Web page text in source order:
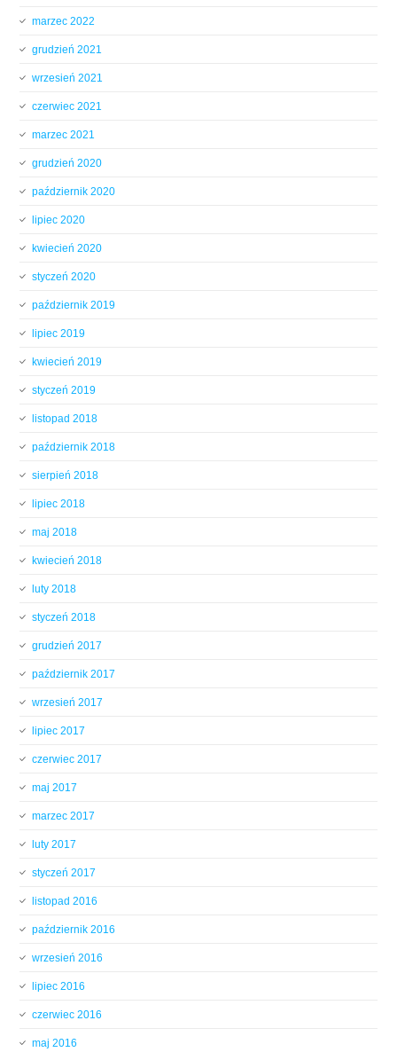
marzec 2022
grudzień 2021
wrzesień 2021
czerwiec 2021
marzec 2021
grudzień 2020
październik 2020
lipiec 2020
kwiecień 2020
styczeń 2020
październik 2019
lipiec 2019
kwiecień 2019
styczeń 2019
listopad 2018
październik 2018
sierpień 2018
lipiec 2018
maj 2018
kwiecień 2018
luty 2018
styczeń 2018
grudzień 2017
październik 2017
wrzesień 2017
lipiec 2017
czerwiec 2017
maj 2017
marzec 2017
luty 2017
styczeń 2017
listopad 2016
październik 2016
wrzesień 2016
lipiec 2016
czerwiec 2016
maj 2016